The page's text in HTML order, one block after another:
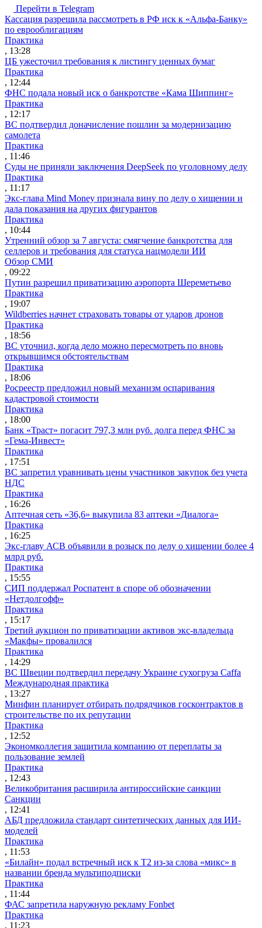
Перейти в Telegram
Кассация разрешила рассмотреть в РФ иск к «Альфа-Банку»
по еврооблигациям
Практика
, 13:28
ЦБ ужесточил требования к листингу ценных бумаг
Практика
, 12:44
ФНС подала новый иск о банкротстве «Кама Шиппинг»
Практика
, 12:17
ВС подтвердил доначисление пошлин за модернизацию
самолета
Практика
, 11:46
Суды не приняли заключения DeepSeek по уголовному делу
Практика
, 11:17
Экс-глава Mind Money признала вину по делу о хищении и
дала показания на других фигурантов
Практика
, 10:44
Утренний обзор за 7 августа: смягчение банкротства для
селлеров и требования для статуса нацмодели ИИ
Обзор СМИ
, 09:22
Путин разрешил приватизацию аэропорта Шереметьево
Практика
, 19:07
Wildberries начнет страховать товары от ударов дронов
Практика
, 18:56
ВС уточнил, когда дело можно пересмотреть по вновь
открывшимся обстоятельствам
Практика
, 18:06
Росреестр предложил новый механизм оспаривания
кадастровой стоимости
Практика
, 18:00
Банк «Траст» погасит 797,3 млн руб. долга перед ФНС за
«Гема-Инвест»
Практика
, 17:51
ВС запретил уравнивать цены участников закупок без учета
НДС
Практика
, 16:26
Аптечная сеть «36,6» выкупила 83 аптеки «Диалога»
Практика
, 16:25
Экс-главу АСВ объявили в розыск по делу о хищении более 4
млрд руб.
Практика
, 15:55
СИП поддержал Роспатент в споре об обозначении
«Нетдолгофф»
Практика
, 15:17
Третий аукцион по приватизации активов экс-владельца
«Макфы» провалился
Практика
, 14:29
ВС Швеции подтвердил передачу Украине сухогруза Caffa
Международная практика
, 13:27
Минфин планирует отбирать подрядчиков госконтрактов в
строительстве по их репутации
Практика
, 12:52
Экономколлегия защитила компанию от переплаты за
пользование землей
Практика
, 12:43
Великобритания расширила антироссийские санкции
Санкции
, 12:41
АБД предложила стандарт синтетических данных для ИИ-
моделей
Практика
, 11:53
«Билайн» подал встречный иск к Т2 из-за слова «микс» в
названии бренда мультиподписки
Практика
, 11:44
ФАС запретила наружную рекламу Fonbet
Практика
, 11:23